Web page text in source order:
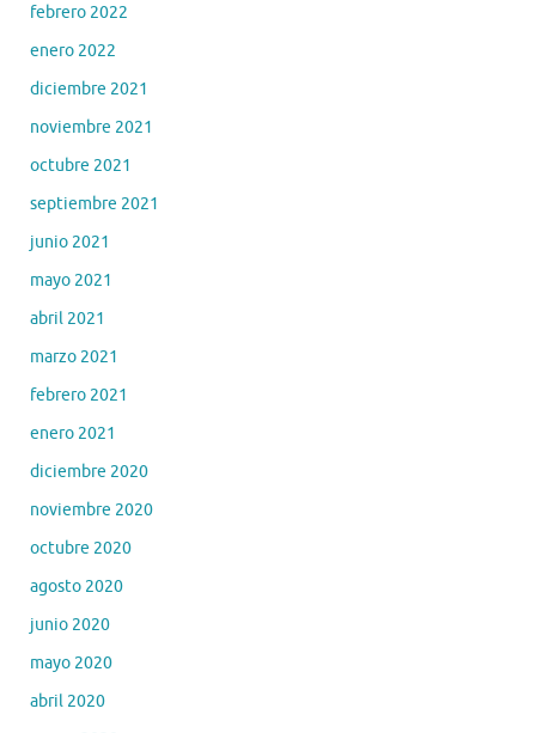
febrero 2022
enero 2022
diciembre 2021
noviembre 2021
octubre 2021
septiembre 2021
junio 2021
mayo 2021
abril 2021
marzo 2021
febrero 2021
enero 2021
diciembre 2020
noviembre 2020
octubre 2020
agosto 2020
junio 2020
mayo 2020
abril 2020